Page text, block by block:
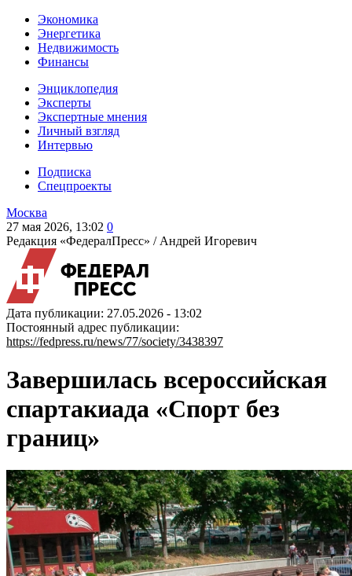
Экономика
Энергетика
Недвижимость
Финансы
Энциклопедия
Эксперты
Экспертные мнения
Личный взгляд
Интервью
Подписка
Спецпроекты
Москва
27 мая 2026, 13:02 0
Редакция «ФедералПресс» / Андрей Игоревич
Дата публикации: 27.05.2026 - 13:02
Постоянный адрес публикации:
https://fedpress.ru/news/77/society/3438397
Завершилась всероссийская
спартакиада «Спорт без
границ»